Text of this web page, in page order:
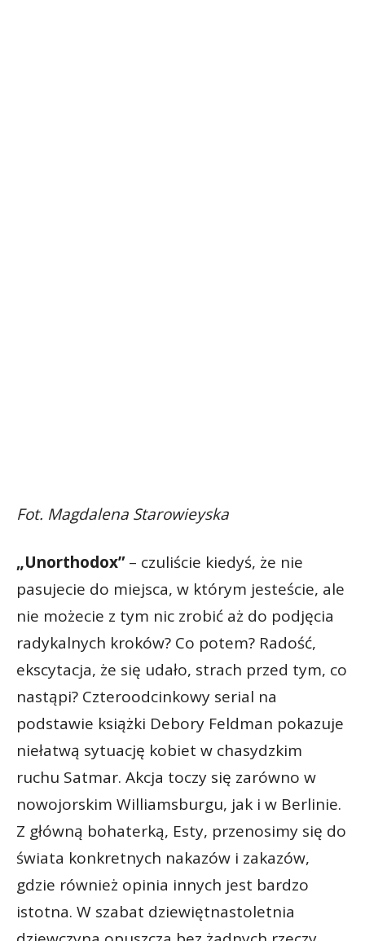
Fot. Magdalena Starowieyska
„Unorthodox”– czuliście kiedyś, że nie
pasujecie do miejsca, w którym jesteście, ale
nie możecie z tym nic zrobić aż do podjęcia
radykalnych kroków? Co potem? Radość,
ekscytacja, że się udało, strach przed tym, co
nastąpi? Czteroodcinkowy serial na
podstawie książki Debory Feldman pokazuje
niełatwą sytuację kobiet w chasydzkim
ruchu Satmar. Akcja toczy się zarówno w
nowojorskim Williamsburgu, jak i w Berlinie.
Z główną bohaterką, Esty, przenosimy się do
świata konkretnych nakazów i zakazów,
gdzie również opinia innych jest bardzo
istotna. W szabat dziewiętnastoletnia